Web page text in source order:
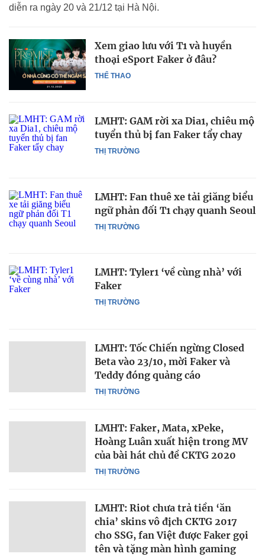
diễn ra ngày 20 và 21/12 tại Hà Nội.
THỂ THAO
Xem giao lưu với T1 và huyền
thoại eSport Faker ở đâu?
THỊ TRƯỜNG
LMHT: GAM rời xa Dia1, chiêu mộ
tuyển thủ bị fan Faker tẩy chay
THỊ TRƯỜNG
LMHT: Fan thuê xe tải giăng biểu
ngữ phản đối T1 chạy quanh Seoul
THỊ TRƯỜNG
LMHT: Tyler1 ‘về cùng nhà’ với
Faker
THỊ TRƯỜNG
LMHT: Tốc Chiến ngừng Closed
Beta vào 23/10, mời Faker và
Teddy đóng quảng cáo
THỊ TRƯỜNG
LMHT: Faker, Mata, xPeke,
Hoàng Luân xuất hiện trong MV
của bài hát chủ đề CKTG 2020
LMHT: Riot chưa trả tiền ‘ăn
chia’ skins vô địch CKTG 2017
cho SSG, fan Việt được Faker gọi
tên và tặng màn hình gaming